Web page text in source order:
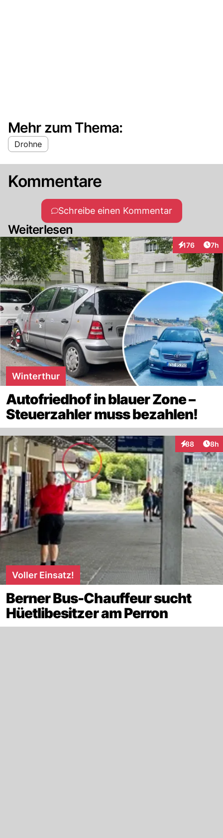
Mehr zum Thema:
Drohne
Kommentare
Schreibe einen Kommentar
Weiterlesen
176
Interaktionen
7h
Winterthur
Autofriedhof in blauer Zone –
Steuerzahler muss bezahlen!
88
Interaktionen
8h
Voller Einsatz!
Berner Bus-Chauffeur sucht
Hüetlibesitzer am Perron